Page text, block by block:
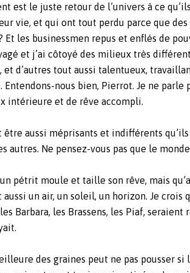
est le juste retour de l’univers à ce
vie, et qui ont tout perdu parce que des
Et les businessmen repus et enflés de
et j’ai côtoyé des milieux très
et d’autres tout aussi talentueux,
Entendons-nous bien, Pierrot. Je ne
intérieure et de rêve accompli.
être aussi méprisants et indifférents
autres. Ne pensez-vous pas que le
pétrit moule et taille son rêve, mais
un air, un soleil, un horizon. Je crois
Barbara, les Brassens, les Piaf,
des graines peut ne pas pousser